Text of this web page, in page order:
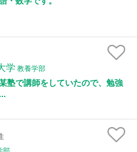
学 教養学部
塾で講師をしていたので、勉強